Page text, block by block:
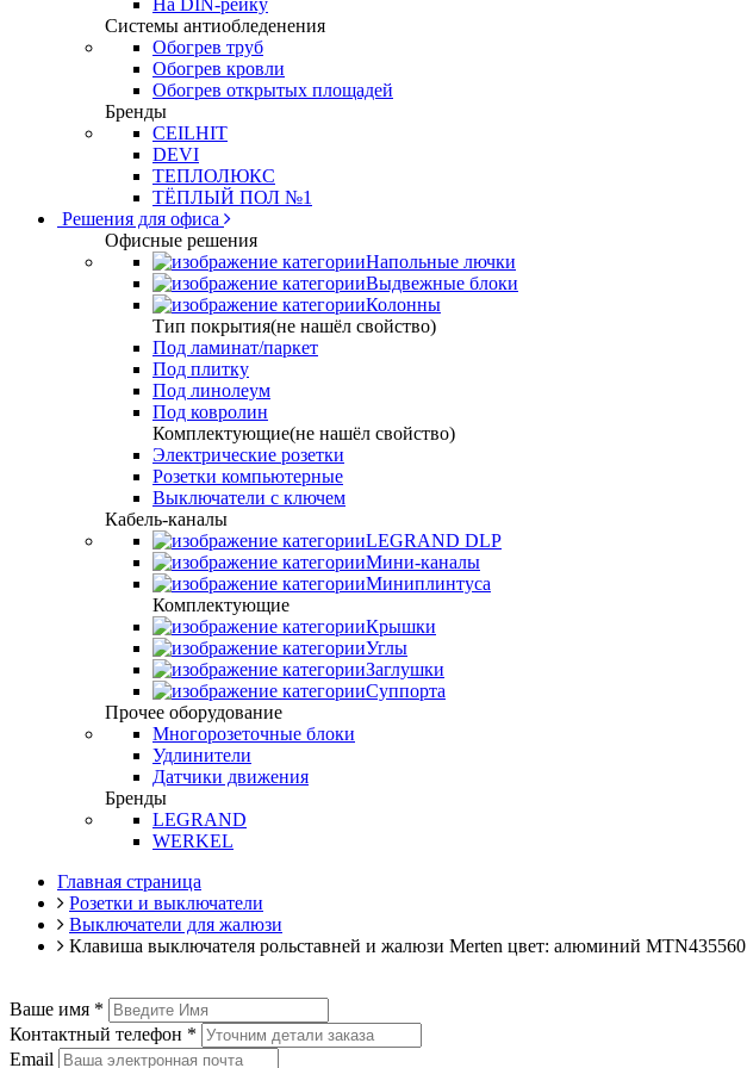
На DIN-рейку
Системы антиобледенения
Обогрев труб
Обогрев кровли
Обогрев открытых площадей
Бренды
CEILHIT
DEVI
ТЕПЛОЛЮКС
ТЁПЛЫЙ ПОЛ №1
Решения для офиса
Офисные решения
Напольные лючки
Выдвежные блоки
Колонны
Тип покрытия(не нашёл свойство)
Под ламинат/паркет
Под плитку
Под линолеум
Под ковролин
Комплектующие(не нашёл свойство)
Электрические розетки
Розетки компьютерные
Выключатели с ключем
Кабель-каналы
LEGRAND DLP
Мини-каналы
Миниплинтуса
Комплектующие
Крышки
Углы
Заглушки
Суппорта
Прочее оборудование
Многорозеточные блоки
Удлинители
Датчики движения
Бренды
LEGRAND
WERKEL
Главная страница
Розетки и выключатели
Выключатели для жалюзи
Клавиша выключателя рольставней и жалюзи Merten цвет: алюминий MTN435560
Ваше имя *
Контактный телефон *
Email